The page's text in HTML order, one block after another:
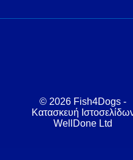
© 2026 Fish4Dogs -
Κατασκευή
WellDone Ltd